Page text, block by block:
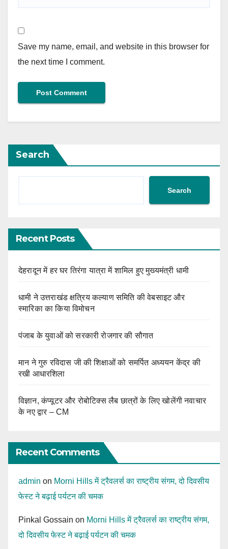
Save my name, email, and website in this browser for
the next time I comment.
Search
Search
Recent Posts
देहरादून में हर घर तिरंगा यात्रा में शामिल हुए मुख्यमंत्री धामी
धामी ने उत्तराखंड क्षत्रिय कल्याण समिति की वेबसाइट और
स्मारिका का किया विमोचन
पंजाब के युवाओं को सरकारी रोजगार की सौगात
मान ने गुरु रविदास जी की शिक्षाओं को समर्पित अध्ययन केंद्र की
रखी आधारशिला
विज्ञान, कंप्यूटर और रोबोटिक्स लैब छात्रों के लिए खोलेंगी नवाचार
के नए द्वार – CM
Recent Comments
admin on Morni Hills में ट्रैवलर्स का राष्ट्रीय संगम, दो दिवसीय
फेस्ट ने बढ़ाई पर्यटन की चमक
Pinkal Gossain on Morni Hills में ट्रैवलर्स का राष्ट्रीय संगम,
दो दिवसीय फेस्ट ने बढ़ाई पर्यटन की चमक